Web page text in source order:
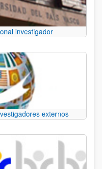
investigador
externos